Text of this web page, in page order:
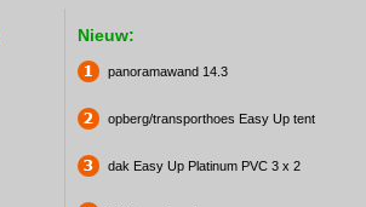
Nieuw:
panoramawand 14.3
opberg/transporthoes Easy Up tent
dak Easy Up Platinum PVC 3 x 2